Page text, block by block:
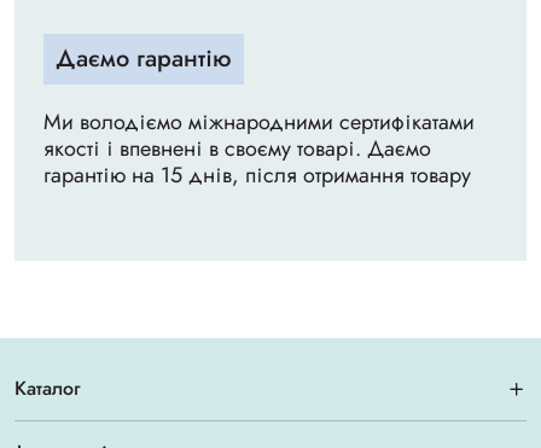
Даємо гарантію
Ми володіємо міжнародними сертифікатами
якості і впевнені в своєму товарі. Даємо
гарантію на 15 днів, після отримання товару
Каталог